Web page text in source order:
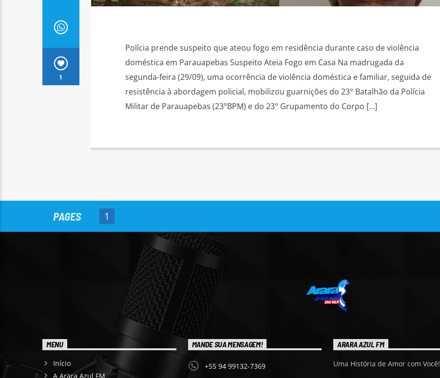
1
Polícia prende suspeito que ateou fogo em residência durante caso de violência
doméstica em Parauapebas Suspeito Ateia Fogo em Casa Na madrugada da
segunda-feira (29/09), uma ocorrência de violência doméstica e familiar, seguida de
resistência à abordagem policial, mobilizou guarnições do 23° Batalhão da Polícia
Militar de Parauapebas (23°BPM) e do 23° Grupamento do Corpo […]
PAGES 1
MENU
Início
A Arara Azul FM
MANDE SUA MENSAGEM!
+55 94 99132-7369
ARARA AZUL FM
Uma História de Amor com Você!